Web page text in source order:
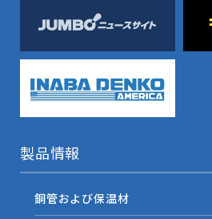
製品情報
銅管および保温材